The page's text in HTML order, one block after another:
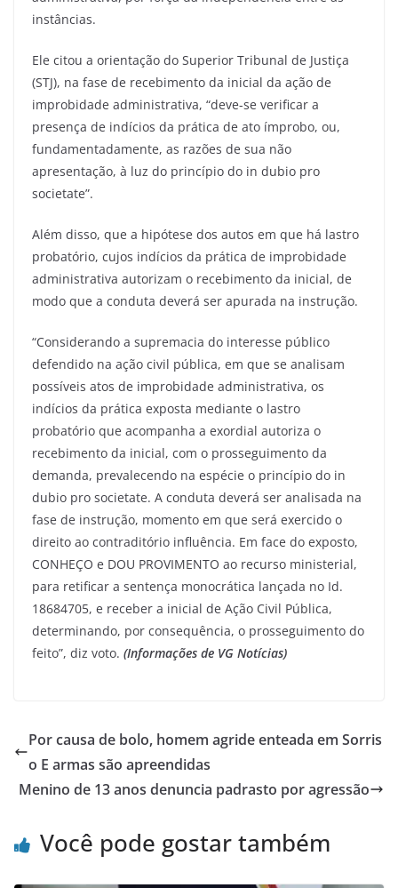
instâncias.
Ele citou a orientação do Superior Tribunal de Justiça
(STJ), na fase de recebimento da inicial da ação de
improbidade administrativa, “deve-se verificar a
presença de indícios da prática de ato ímprobo, ou,
fundamentadamente, as razões de sua não
apresentação, à luz do princípio do in dubio pro
societate”.
Além disso, que a hipótese dos autos em que há lastro
probatório, cujos indícios da prática de improbidade
administrativa autorizam o recebimento da inicial, de
modo que a conduta deverá ser apurada na instrução.
“Considerando a supremacia do interesse público
defendido na ação civil pública, em que se analisam
possíveis atos de improbidade administrativa, os
indícios da prática exposta mediante o lastro
probatório que acompanha a exordial autoriza o
recebimento da inicial, com o prosseguimento da
demanda, prevalecendo na espécie o princípio do in
dubio pro societate. A conduta deverá ser analisada na
fase de instrução, momento em que será exercido o
direito ao contraditório influência. Em face do exposto,
CONHEÇO e DOU PROVIMENTO ao recurso ministerial,
para retificar a sentença monocrática lançada no Id.
18684705, e receber a inicial de Ação Civil Pública,
determinando, por consequência, o prosseguimento do
feito”, diz voto. (Informações de VG Notícias)
Por causa de bolo, homem agride enteada em Sorris
o E armas são apreendidas
Menino de 13 anos denuncia padrasto por agressão
Você pode gostar também